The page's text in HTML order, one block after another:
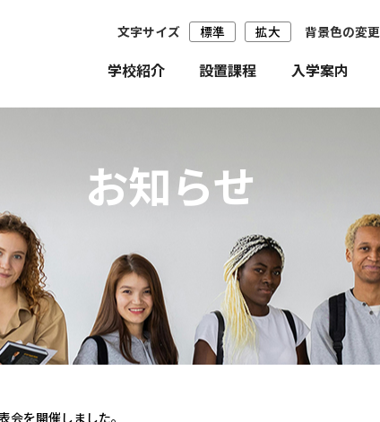
学校紹介 設置課程 入学案内
文字サイズ 標準 拡大 背景色の変更
お知らせ
を開催しました。